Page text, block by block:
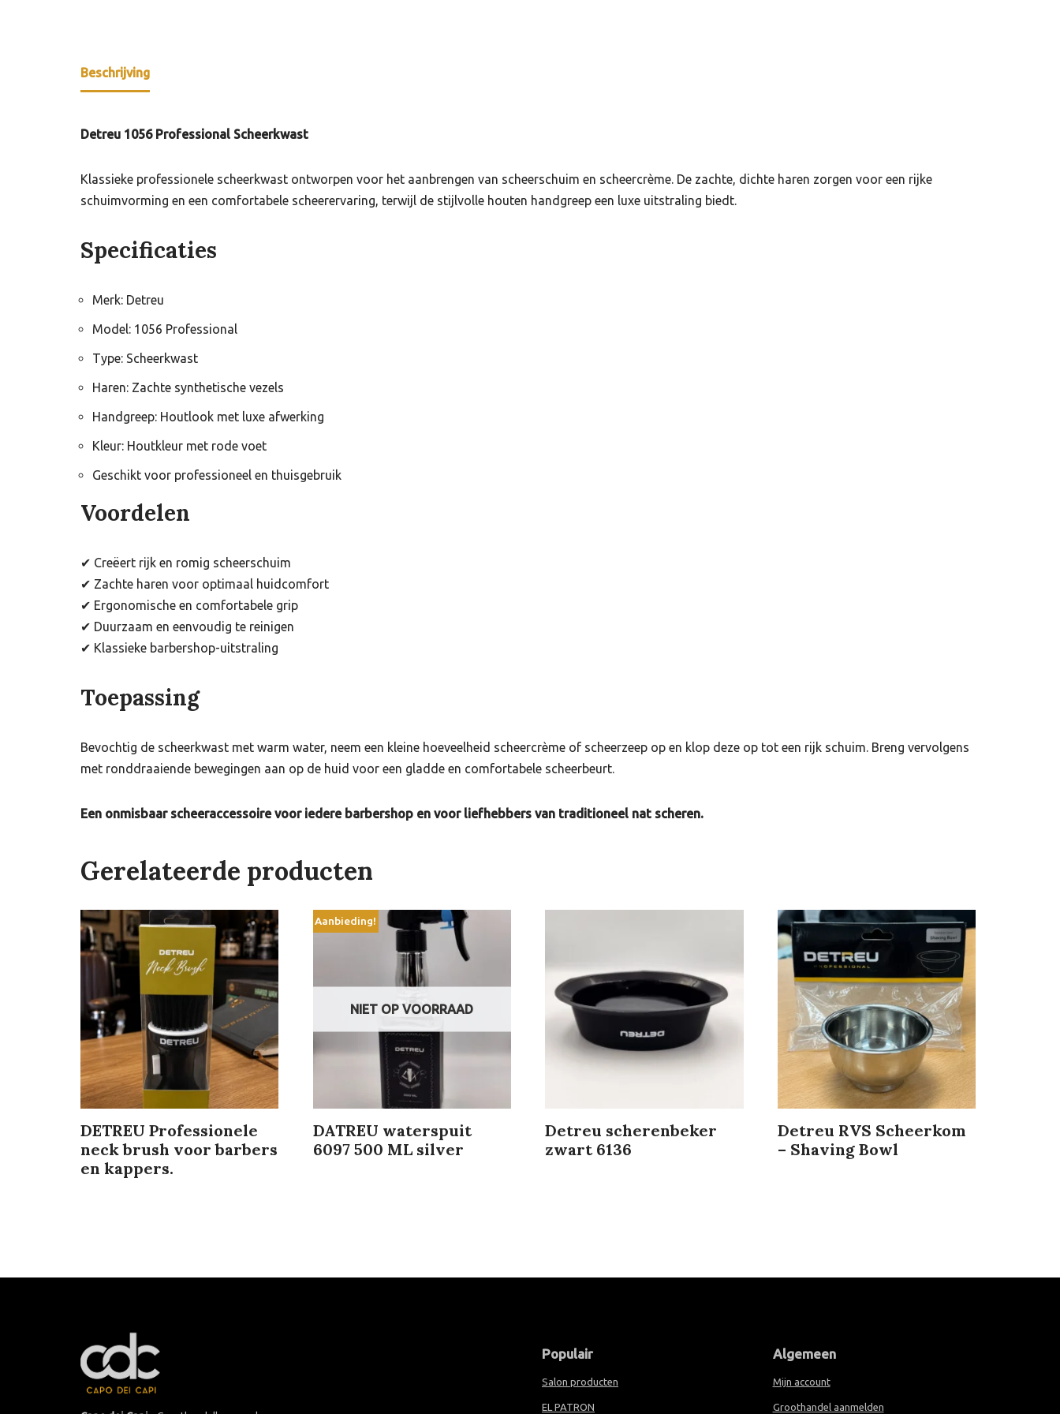
Beschrijving
Detreu 1056 Professional Scheerkwast
Klassieke professionele scheerkwast ontworpen voor het aanbrengen van scheerschuim en scheercrème. De zachte, dichte haren zorgen voor een rijke
schuimvorming en een comfortabele scheerervaring, terwijl de stijlvolle houten handgreep een luxe uitstraling biedt.
Specificaties
Merk: Detreu
Model: 1056 Professional
Type: Scheerkwast
Haren: Zachte synthetische vezels
Handgreep: Houtlook met luxe afwerking
Kleur: Houtkleur met rode voet
Geschikt voor professioneel en thuisgebruik
Voordelen
✔ Creëert rijk en romig scheerschuim
✔ Zachte haren voor optimaal huidcomfort
✔ Ergonomische en comfortabele grip
✔ Duurzaam en eenvoudig te reinigen
✔ Klassieke barbershop-uitstraling
Toepassing
Bevochtig de scheerkwast met warm water, neem een kleine hoeveelheid scheercrème of scheerzeep op en klop deze op tot een rijk schuim. Breng vervolgens
met ronddraaiende bewegingen aan op de huid voor een gladde en comfortabele scheerbeurt.
Een onmisbaar scheeraccessoire voor iedere barbershop en voor liefhebbers van traditioneel nat scheren.
Gerelateerde producten
DETREU Professionele
neck brush voor barbers
en kappers.
NIET OP VOORRAAD
Aanbieding!
DATREU waterspuit
6097 500 ML silver
Detreu scherenbeker
zwart 6136
Detreu RVS Scheerkom
– Shaving Bowl
Populair
Salon producten
EL PATRON
Algemeen
Mijn account
Groothandel aanmelden